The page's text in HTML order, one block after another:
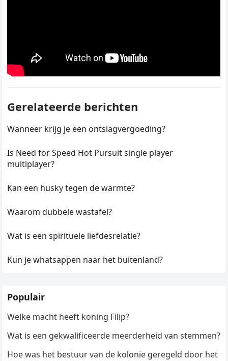
Gerelateerde berichten
Wanneer krijg je een ontslagvergoeding?
Is Need for Speed Hot Pursuit single player
multiplayer?
Kan een husky tegen de warmte?
Waarom dubbele wastafel?
Wat is een spirituele liefdesrelatie?
Kun je whatsappen naar het buitenland?
Populair
Welke macht heeft koning Filip?
Wat is een gekwalificeerde meerderheid van stemmen?
Hoe was het bestuur van de kolonie geregeld door het